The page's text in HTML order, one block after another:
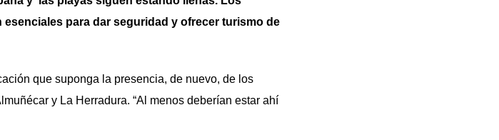
para dar seguridad y ofrecer turismo de
que suponga la presencia, de nuevo, de los
y La Herradura. “Al menos deberían estar ahí